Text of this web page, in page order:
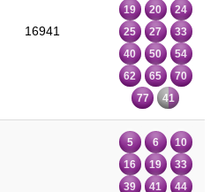
16941
19 20
24
25
27
33
40
50
54
62
65
70
77
41
5 6
10
16
19
33
39
41
44